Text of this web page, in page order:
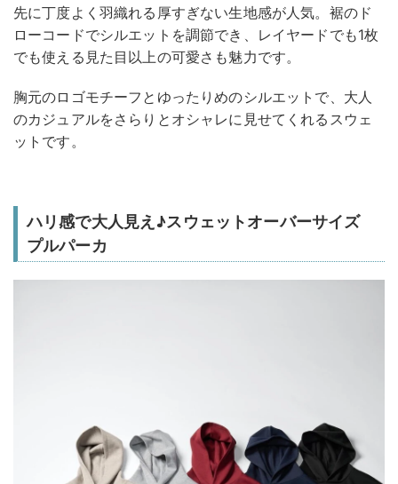
先に丁度よく羽織れる厚すぎない生地感が人気。裾のド
ローコードでシルエットを調節でき、レイヤードでも1枚
でも使える見た目以上の可愛さも魅力です。
胸元のロゴモチーフとゆったりめのシルエットで、大人
のカジュアルをさらりとオシャレに見せてくれるスウェ
ットです。
ハリ感で大人見え♪スウェットオーバーサイズ
プルパーカ